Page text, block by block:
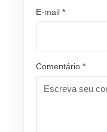
E-mail *
Comentário *